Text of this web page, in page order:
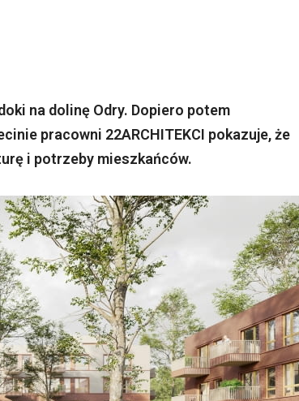
na dolinę Odry. Dopiero potem
pracowni 22ARCHITEKCI pokazuje, że
i potrzeby mieszkańców.